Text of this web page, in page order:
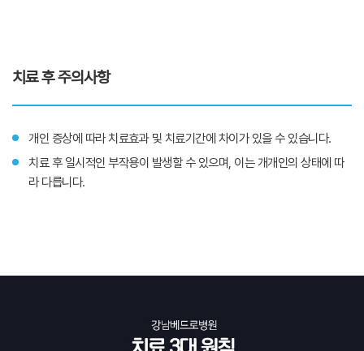
치료 후 주의사항
개인 증상에 따라 치료효과 및 치료기간에 차이가 있을 수 있습니다.
치료 후 일시적인 부작용이 발생할 수 있으며, 이는 개개인의 상태에 따
라 다릅니다.